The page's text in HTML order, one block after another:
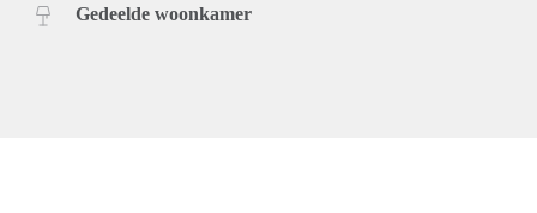
Gedeelde woonkamer